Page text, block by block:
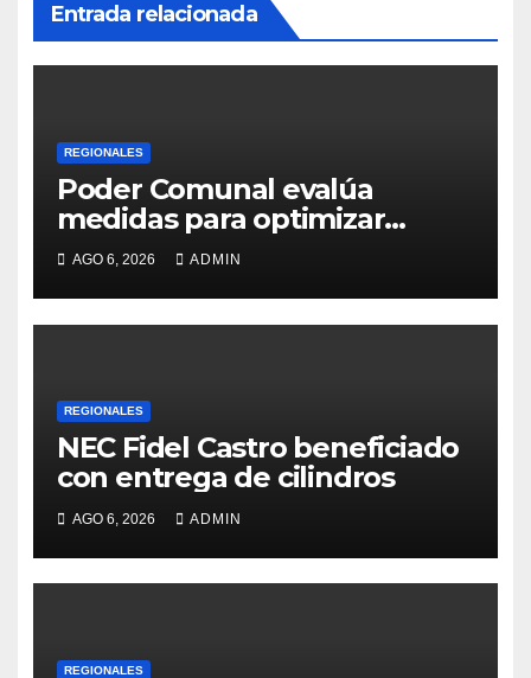
Entrada relacionada
REGIONALES
Poder Comunal evalúa
medidas para optimizar
servicio de agua
AGO 6, 2026 ADMIN
REGIONALES
NEC Fidel Castro beneficiado
con entrega de cilindros
AGO 6, 2026 ADMIN
REGIONALES